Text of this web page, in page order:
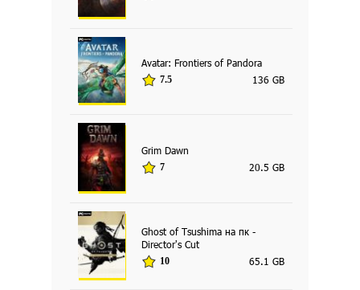
Avatar: Frontiers of Pandora
7.5 136 GB
Grim Dawn
7 20.5 GB
Ghost of Tsushima на пк -
Director's Cut
10 65.1 GB